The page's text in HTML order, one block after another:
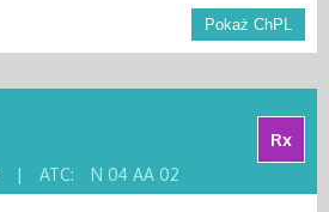
Pokaż ChPL
Rx
| ATC: N 04 AA 02